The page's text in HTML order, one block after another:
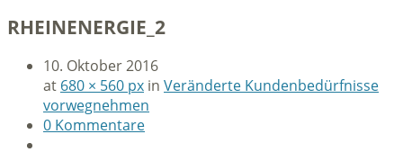
RHEINENERGIE_2
10. Oktober 2016
at 680 × 560 px in Veränderte Kundenbedürfnisse
vorwegnehmen
0 Kommentare